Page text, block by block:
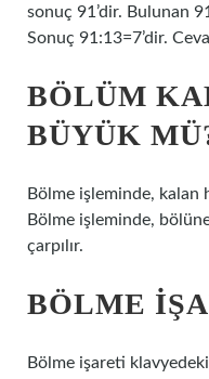
sonuç 91’dir. Bulunan
Sonuç 91:13=7’dir.
BÖLÜM
BÜYÜK
Bölme işleminde, kalan
Bölme işleminde,
çarpılır.
BÖLME
Bölme işareti